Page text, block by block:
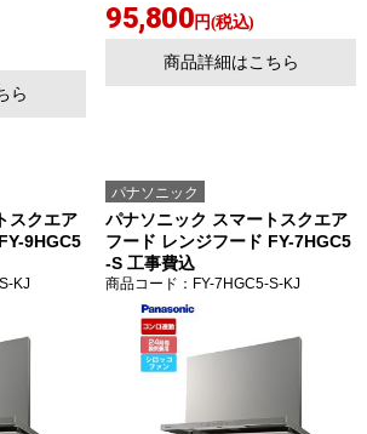
ら
95,800円(税込)
商品詳細はこちら
スクエア
9HGC5
KJ
パナソニック
パナソニック スマートスクエア
フード レンジフード FY-7HGC5
-S 工事費込
商品コード ：FY-7HGC5-S-KJ